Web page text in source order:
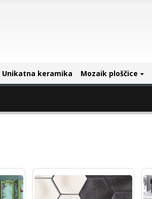
Unikatna keramika Mozaik ploščice